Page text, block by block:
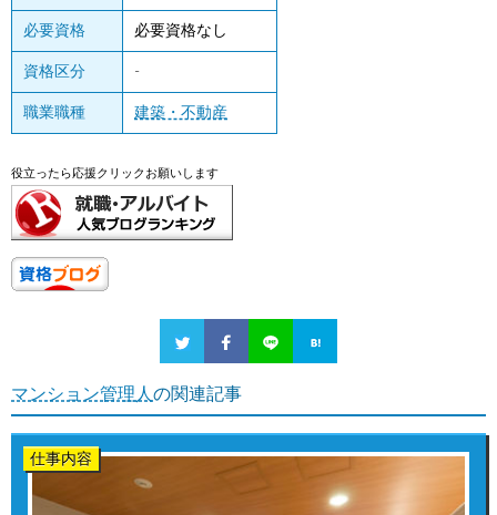
必要資格 必要資格なし
資格区分 -
職業職種 建築・不動産
役立ったら応援クリックお願いします
マンション管理人 の関連記事
仕事内容